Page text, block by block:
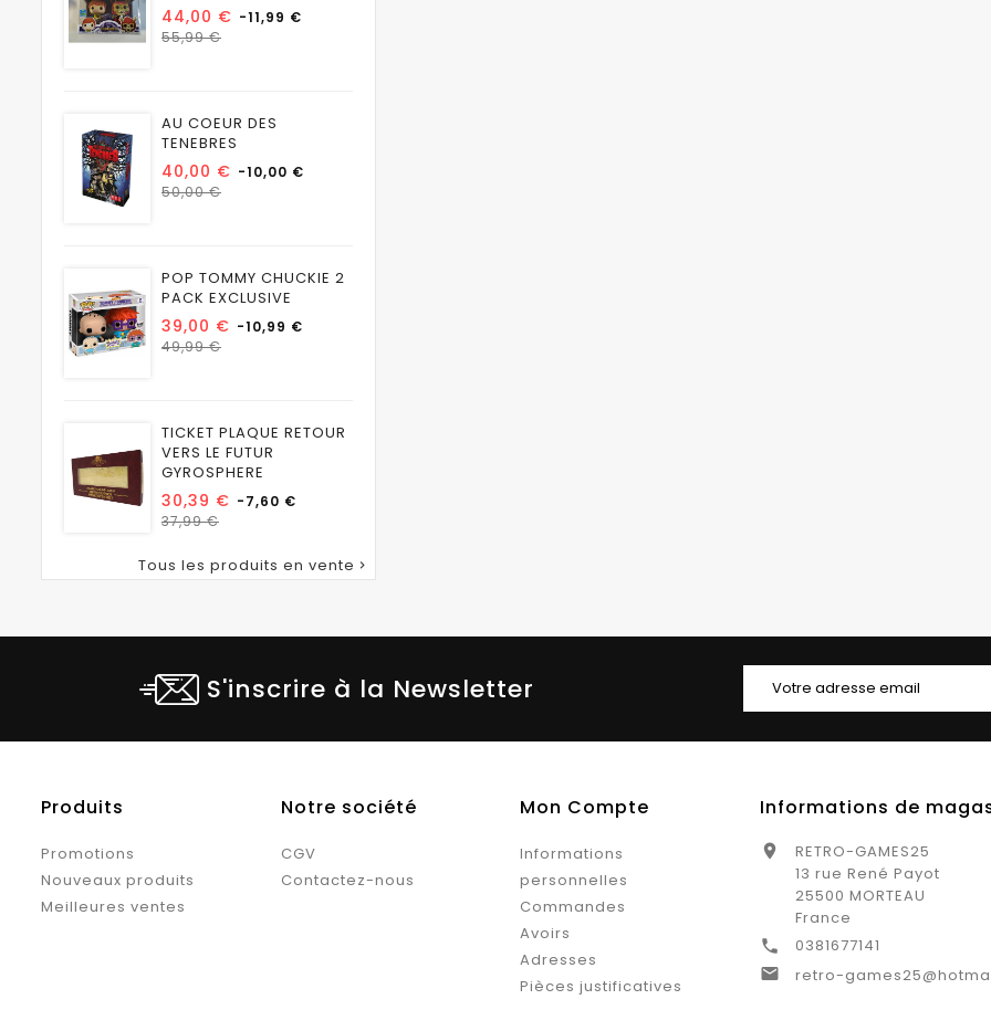
44,00 € Prix
-11,99 €
55,99 €Prix
AU COEUR DES
TENEBRES
40,00 € Prix
-10,00 €
50,00 €Prix
POP TOMMY CHUCKIE 2
PACK EXCLUSIVE
39,00 € Prix
-10,99 €
49,99 €Prix
TICKET PLAQUE RETOUR
VERS LE FUTUR
GYROSPHERE
30,39 € Prix
-7,60 €
37,99 €Prix
Tous les produits en vente 
S'inscrire à la Newsletter
Produits
Promotions
Nouveaux produits
Meilleures ventes
Notre société
CGV
Contactez-nous
Mon Compte
Informations
personnelles
Commandes
Avoirs
Adresses
Pièces justificatives
Informations de

RETRO-GAMES25
13 rue René Payot
25500 MORTEAU
France
 0381677141
 retro-